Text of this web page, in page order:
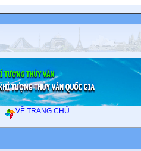
VỀ TRANG CHỦ